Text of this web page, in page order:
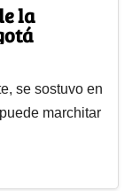
la
se sostuvo en
marchitar